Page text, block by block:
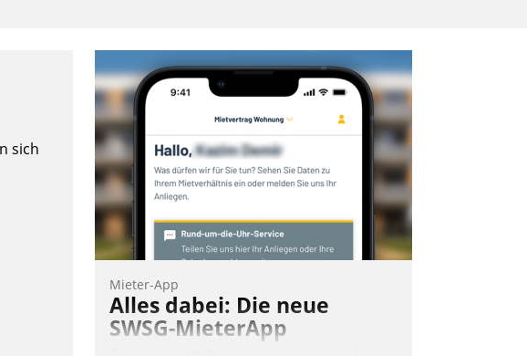
sich
Mieter-App
Alles dabei: Die neue
SWSG-MieterApp